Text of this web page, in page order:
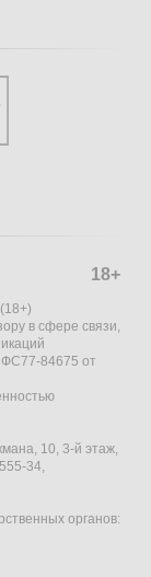
18+
в сфере связи,
ФС77-84675 от
10, 3-й этаж,
34,
органов: